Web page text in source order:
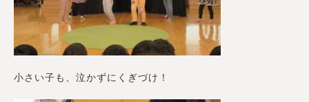
小さい子も、泣かずにくぎづけ！